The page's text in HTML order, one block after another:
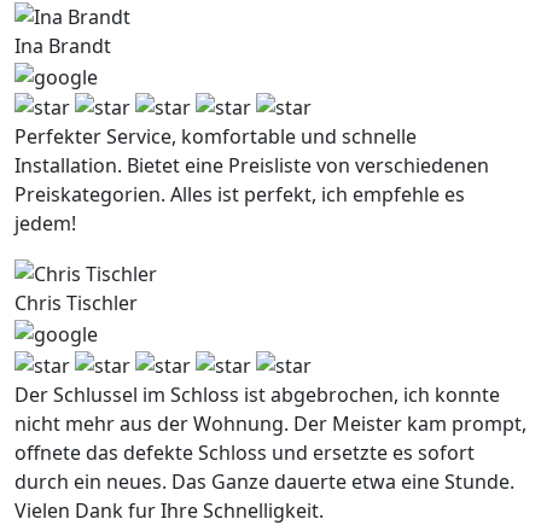
Ina Brandt
Perfekter Service, komfortable und schnelle
Installation. Bietet eine Preisliste von verschiedenen
Preiskategorien. Alles ist perfekt, ich empfehle es
jedem!
Chris Tischler
Der Schlussel im Schloss ist abgebrochen, ich konnte
nicht mehr aus der Wohnung. Der Meister kam prompt,
offnete das defekte Schloss und ersetzte es sofort
durch ein neues. Das Ganze dauerte etwa eine Stunde.
Vielen Dank fur Ihre Schnelligkeit.